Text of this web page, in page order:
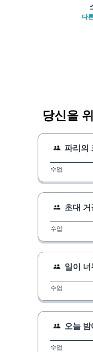
다
당신을
파리의
수업
초대
수업
일이
수업
오늘
수업